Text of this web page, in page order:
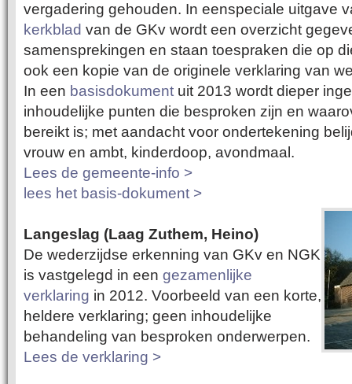
vergadering gehouden. In eenspeciale uitgave
kerkblad van de GKv wordt een overzicht
samensprekingen en staan toespraken die op
ook een kopie van de originele verklaring van
In een basisdokument uit 2013 wordt dieper
inhoudelijke punten die besproken zijn en
bereikt is; met aandacht voor ondertekening
vrouw en ambt, kinderdoop, avondmaal.
Lees de gemeente-info >
lees het basis-dokument >
Langeslag (Laag Zuthem, Heino)
De wederzijdse erkenning van GKv en NGK
is vastgelegd in een gezamenlijke
verklaring in 2012. Voorbeeld van een korte,
heldere verklaring; geen inhoudelijke
behandeling van besproken onderwerpen.
Lees de verklaring >